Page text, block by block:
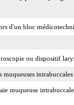
d'un bloc
ou dispositif
muqueuses
muqueuse intrabuccale